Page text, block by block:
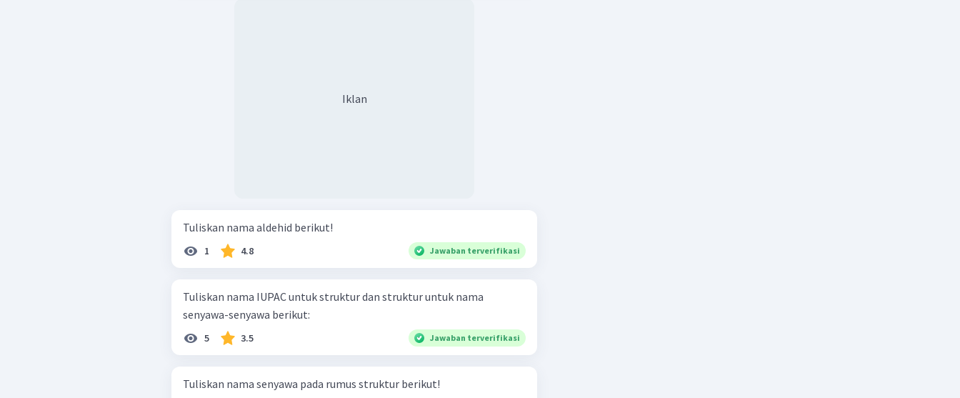
Iklan
Tuliskan nama aldehid berikut!
1 4.8 Jawaban terverifikasi
Tuliskan nama IUPAC untuk struktur dan struktur untuk nama
senyawa-senyawa berikut:
5 3.5 Jawaban terverifikasi
Tuliskan nama senyawa pada rumus struktur berikut!